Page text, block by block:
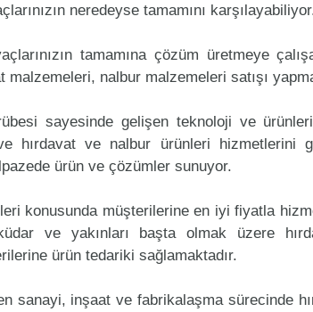
neredeyse tamamını
tamamına çözüm üretmeye
malzemeleri, nalbur malzemeleri satışı
sayesinde gelişen teknoloji ve
hırdavat ve nalbur ürünleri hizmetlerini
ürün ve çözümler sunuyor.
konusunda müşterilerine en iyi fiyatla
ve yakınları başta olmak üzere
ürün tedariki sağlamaktadır.
sanayi, inşaat ve fabrikalaşma sürecinde